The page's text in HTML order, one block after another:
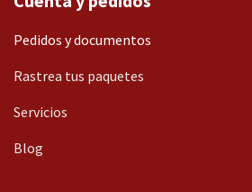
Pedidos y documentos
Rastrea tus paquetes
Servicios
Blog